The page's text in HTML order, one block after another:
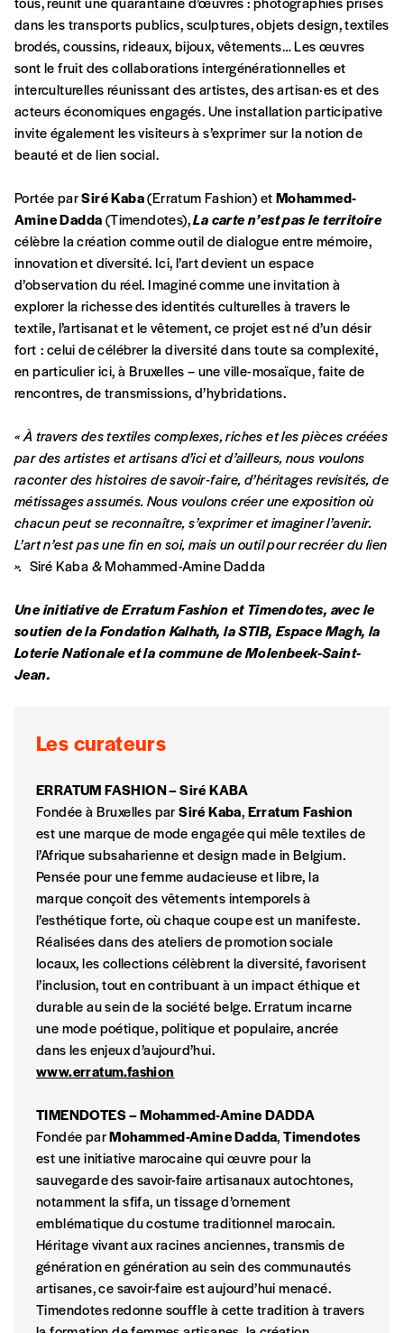
CONNEXION
Créer un
compte
Les mots de passe ne correspondent pas
INSCRIPTION
*champs obligatoires
Le prix libre est un mode de fixation du prix
par l’acheteur d’un bien ou d’un service, qui
peut être une manière pour lui de payer le prix
qu’il estime juste. Dans l’objectif de rendre nos
activités et publications accessibles, et
d’affirmer notre attachement aux valeurs de
solidarité, nous vous proposons d’estimer
Cette valeur peut donc être inférieure, égale
ou supérieure au prix indicatif. De cette
manière, vous soutenez le travail de l’équipe
de rédaction selon vos moyens et vos
motivations.
En pratique
Vous vous abonnez pour l’année civile en
cours ou vous commandez au numéro.
Vous indiquez si vous souhaitez recevoir la
Vous renseignez vos coordonnées.
Vous versez le montant de votre choix sur le
compteIBAN BE34 0010 7305
2190avec en communication le numéro de
la commande renseigné dans le mail de
confirmation et la mention “participation
Imag”.
NB: Vous pouvez choisir de participer
financièrement à tout moment, même après
NOS
FORMULES
Abonnement
1 an = 5 numéros
20€*/an
*Prix indicatif, frais de port inclus
5€*
*Prix indicatif, frais de port inclus
Je m'abonne à l'Imag
Format papier (livraison uniquement
en Belgique)
dans les transports publics, sculptures, objets design, textiles
brodés, coussins, rideaux, bijoux, vêtements… Les œuvres
sont le fruit des collaborations intergénérationnelles et
interculturelles réunissant des artistes, des artisan·es et des
acteurs économiques engagés. Une installation participative
invite également les visiteurs à s’exprimer sur la notion de
beauté et de lien social.
Portée parSiré Kaba(Erratum Fashion) etMohammed-
Amine Dadda(Timendotes),La carte n’est pas le territoire
célèbre la création comme outil de dialogue entre mémoire,
innovation et diversité. Ici, l’art devient un espace
d’observation du réel. Imaginé comme une invitation à
explorer la richesse des identités culturelles à travers le
textile, l’artisanat et le vêtement, ce projet est né d’un désir
fort : celui de célébrer la diversité dans toute sa complexité,
en particulier ici, à Bruxelles – une ville-mosaïque, faite de
rencontres, de transmissions, d’hybridations.
« À travers des textiles complexes, riches et les pièces créées
par des artistes et artisans d’ici et d’ailleurs, nous voulons
raconter des histoires de savoir-faire, d’héritagesrevisités, de
métissages assumés. Nous voulons créer une exposition où
chacun peut se reconnaître, s’exprimer et imaginer l’avenir.
L’art n’est pas une fin en soi, mais un outil pour recréer du lien
». Siré Kaba & Mohammed-Amine Dadda
Une initiative de Erratum Fashion et Timendotes, avec le
soutien de la Fondation Kalhath, la STIB, Espace Magh, la
Loterie Nationale et la commune de Molenbeek-Saint-
Jean.
Les curateurs
ERRATUM FASHION – Siré KABA
Fondée à Bruxelles parSiré Kaba,Erratum Fashion
est une marque de mode engagée qui mêle textiles de
l’Afrique subsaharienne et design made in Belgium.
Pensée pour une femme audacieuse et libre, la
marque conçoit des vêtements intemporels à
l’esthétique forte, où chaque coupe est un manifeste.
Réalisées dans des ateliers de promotion sociale
locaux, les collections célèbrent la diversité, favorisent
l’inclusion, tout en contribuant à un impact éthique et
durable au sein de la société belge. Erratum incarne
une mode poétique, politique et populaire, ancrée
dans les enjeux d’aujourd’hui.
www.erratum.fashion
TIMENDOTES– Mohammed-Amine DADDA
Fondée parMohammed-Amine Dadda,Timendotes
est une initiative marocaine qui œuvre pour la
sauvegarde des savoir-faire artisanaux autochtones,
notamment la sfifa, un tissage d’ornement
emblématique du costume traditionnel marocain.
Héritage vivant aux racines anciennes, transmis de
génération en génération au sein des communautés
artisanes, ce savoir-faire est aujourd’hui menacé.
Timendotes redonne souffle à cette tradition à travers